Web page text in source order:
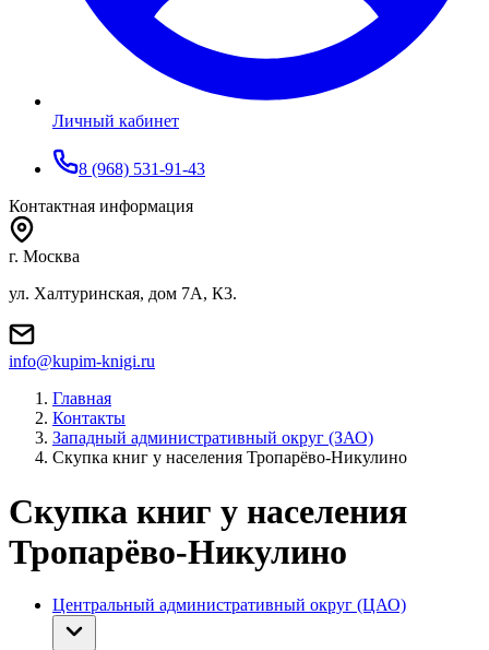
Личный кабинет
8 (968) 531-91-43
Контактная информация
г. Москва
ул. Халтуринская, дом 7А, К3.
info@kupim-knigi.ru
Главная
Контакты
Западный административный округ (ЗАО)
Скупка книг у населения Тропарёво-Никулино
Скупка книг у населения
Тропарёво-Никулино
Центральный административный округ (ЦАО)